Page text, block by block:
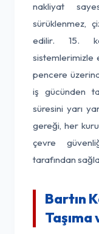
nakliyat
sürüklenmez,
edilir. 15.
sistemlerimizle
pencere
iş gücünden
süresini yarı
gereği, her
çevre
tarafından
Bartın